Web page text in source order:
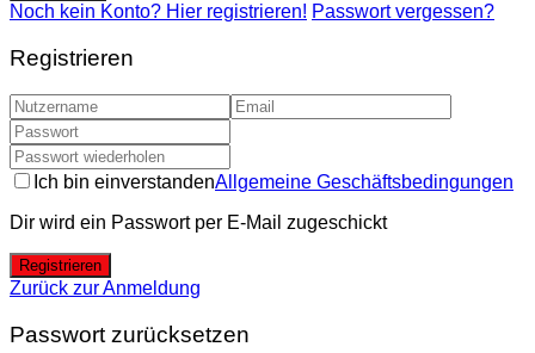
Noch kein Konto? Hier registrieren! Passwort vergessen?
Registrieren
Ich bin einverstandenAllgemeine Geschäftsbedingungen
Dir wird ein Passwort per E-Mail zugeschickt
Registrieren
Zurück zur Anmeldung
Passwort zurücksetzen